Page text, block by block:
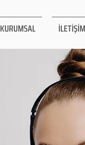
KURUMSAL İLETİŞİM